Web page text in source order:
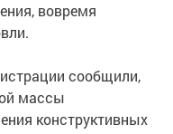
вовремя
сообщили,
массы
конструктивных